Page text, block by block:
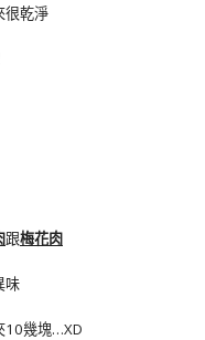
很乾淨
跟梅花肉
味
10幾塊…XD